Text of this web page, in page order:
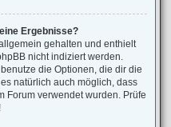
Ergebnisse?
gehalten und enthielt
nicht indiziert werden.
die Optionen, die dir die
natürlich auch möglich, dass
Forum verwendet wurden. Prüfe